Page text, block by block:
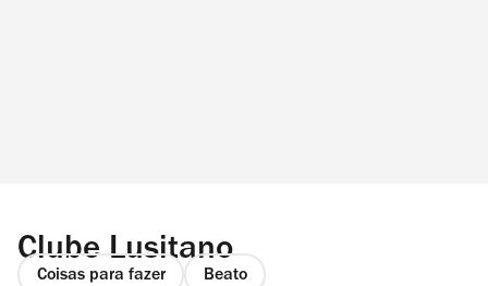
Clube Lusitano
Coisas para fazer Beato